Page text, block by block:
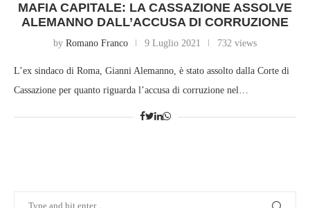
MAFIA CAPITALE: LA CASSAZIONE ASSOLVE
ALEMANNO DALL’ACCUSA DI CORRUZIONE
by Romano Franco 9 Luglio 2021 732 views
L’ex sindaco di Roma, Gianni Alemanno, è stato assolto dalla Corte di
Cassazione per quanto riguarda l’accusa di corruzione nel…